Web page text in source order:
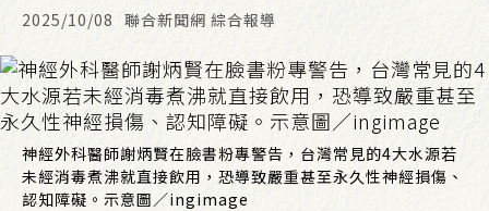
2025/10/08 聯合新聞網 綜合報導
神經外科醫師謝炳賢在臉書粉專警告，台灣常見的4大水源若
未經消毒煮沸就直接飲用，恐導致嚴重甚至永久性神經損傷、
認知障礙。示意圖／ingimage